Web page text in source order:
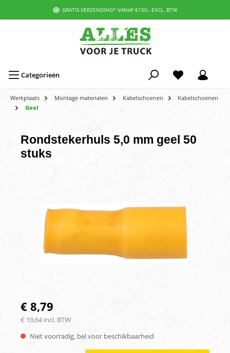
GRATIS VERZENDING* VANAF €150,- EXCL. BTW
Categorieën
Werkplaats Montage materialen Kabelschoenen
Kabelschoenen
Geel
Rondstekerhuls 5,0 mm geel 50
stuks
€ 8,79
€ 10,64 incl. BTW
Niet voorradig, bel voor beschikbaarheid